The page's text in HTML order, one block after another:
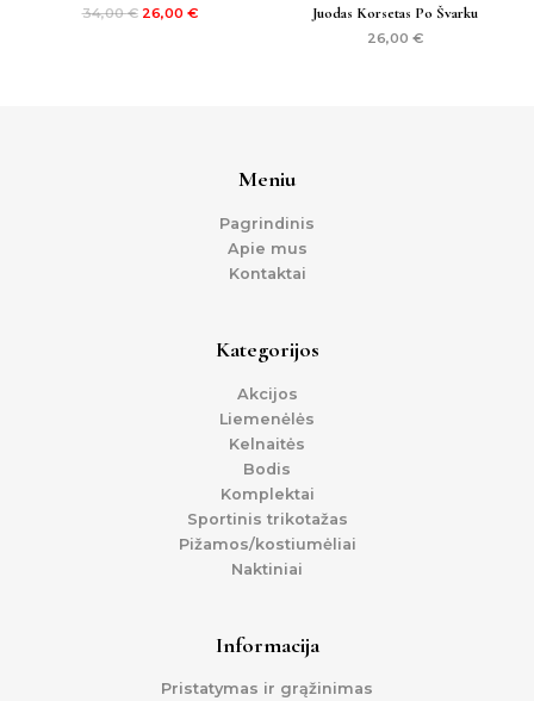
34,00€ 26,00 € Juodas Korsetas Po Švarku
26,00 €
Meniu
Pagrindinis
Apie mus
Kontaktai
Kategorijos
Akcijos
Liemenėlės
Kelnaitės
Bodis
Komplektai
Sportinis trikotažas
Pižamos/kostiumėliai
Naktiniai
Informacija
Pristatymas ir grąžinimas